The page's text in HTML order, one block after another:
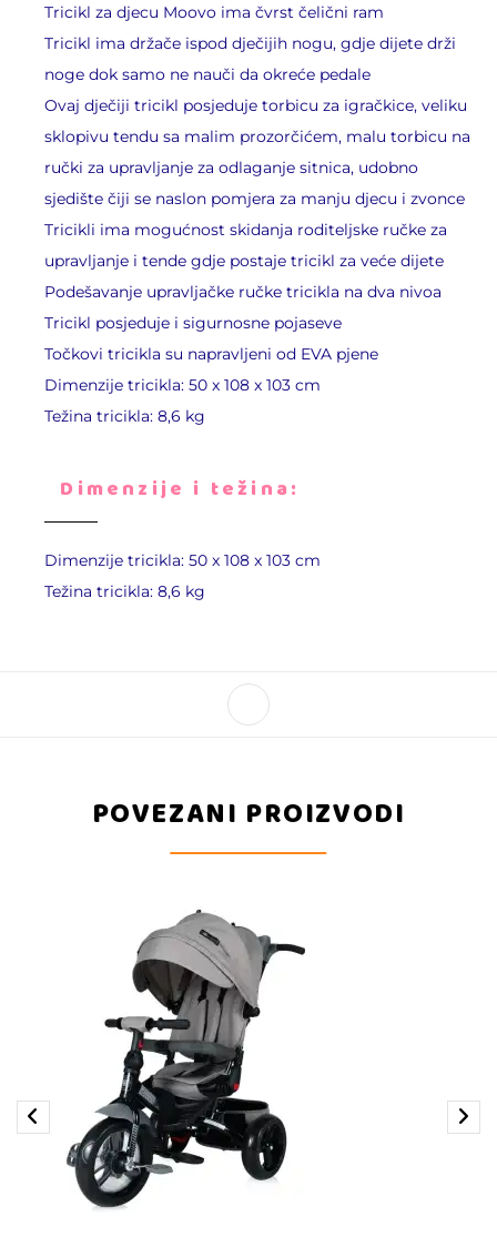
Tricikl za djecu Moovo ima čvrst čelični ram
Tricikl ima držače ispod dječijih nogu, gdje dijete drži
noge dok samo ne nauči da okreće pedale
Ovaj dječiji tricikl posjeduje torbicu za igračkice, veliku
sklopivu tendu sa malim prozorčićem, malu torbicu na
ručki za upravljanje za odlaganje sitnica, udobno
sjedište čiji se naslon pomjera za manju djecu i zvonce
Tricikli ima mogućnost skidanja roditeljske ručke za
upravljanje i tende gdje postaje tricikl za veće dijete
Podešavanje upravljačke ručke tricikla na dva nivoa
Tricikl posjeduje i sigurnosne pojaseve
Točkovi tricikla su napravljeni od EVA pjene
Dimenzije tricikla: 50 x 108 x 103 cm
Težina tricikla: 8,6 kg
Dimenzije i težina:
Dimenzije tricikla: 50 x 108 x 103 cm
Težina tricikla: 8,6 kg
POVEZANI PROIZVODI